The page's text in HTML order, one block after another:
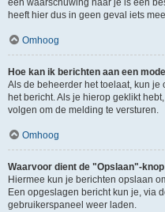
een waarschuwing naar je is een
heeft hier dus in geen geval iets
Omhoog
Hoe kan ik berichten aan een
Als de beheerder het toelaat, kun
het bericht. Als je hierop geklikt
volgen om de melding te versturen.
Omhoog
Waarvoor dient de "Opslaan"-
Hiermee kun je berichten opslaan
Een opgeslagen bericht kun je, via
gebruikerspaneel weer laden.